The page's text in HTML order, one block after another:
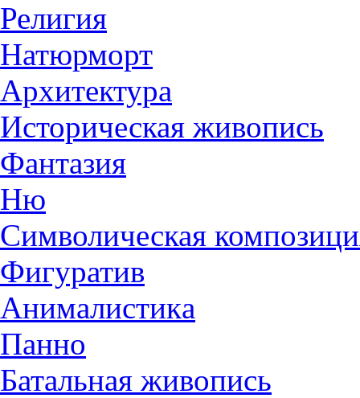
Религия
Натюрморт
Архитектура
Историческая живопись
Фантазия
Ню
Символическая
Фигуратив
Анималистикa
Панно
Батальная живопись